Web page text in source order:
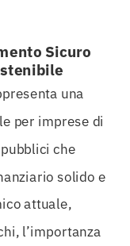
Sicuro
una
per imprese di
che
solido e
attuale,
l’importanza